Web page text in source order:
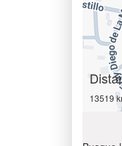
13519